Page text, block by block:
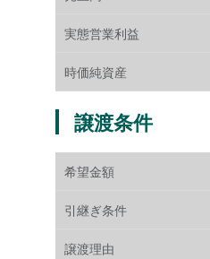
実態営業利益
時価純資産
譲渡条件
希望金額
引継ぎ条件
譲渡理由